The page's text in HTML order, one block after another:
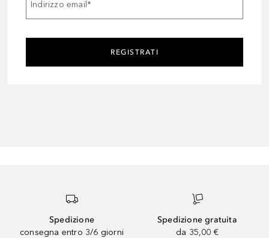
Indirizzo email*
REGISTRATI
Spedizione
consegna entro 3/6 giorni
Spedizione gratuita
da 35,00 €